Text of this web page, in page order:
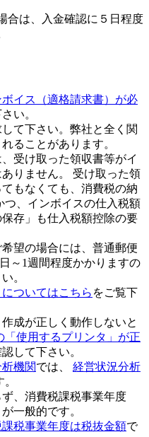
合は、入金確認に５日程度
イス（適格請求書）が必
い。
して下さい。弊社と全く関
ることがあります。
受け取った領収書等がイ
りません。 受け取った領
もなくても、消費税の納
つ、インボイスの仕入税額
存」も仕入税額控除の要
望の場合には、普通郵便
～1週間程度かかりますの
。
ついてはこちら をご覧下
成が正しく動作しないと
「使用するプリンタ」が正
して下さい。
機関では、 経営状況分析
、 消費税課税事業年度
一般的です。
税事業年度は税抜金額で